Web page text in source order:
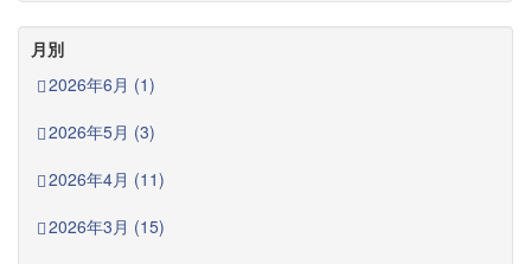
月別
2026年6月 (1)
2026年5月 (3)
2026年4月 (11)
2026年3月 (15)